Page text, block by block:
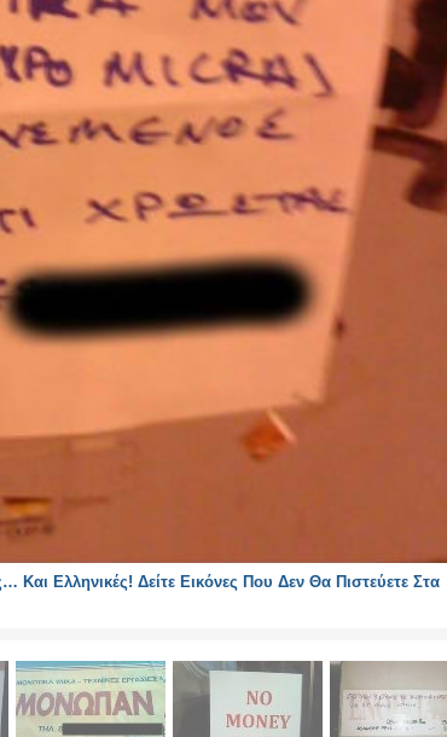
Και Ελληνικές! Δείτε Εικόνες Που Δεν Θα Πιστεύετε Στα